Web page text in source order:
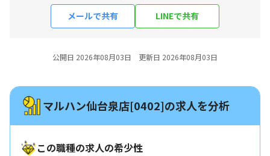
メールで共有
LINEで共有
公開日 2026年08月03日 更新日 2026年08月03日
マルハン仙台泉店[0402]の求人を分析
この職種の求人の希少性